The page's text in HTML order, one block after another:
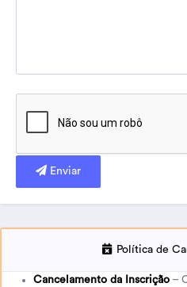
Enviar
Política de
Cancelamento da Inscrição –